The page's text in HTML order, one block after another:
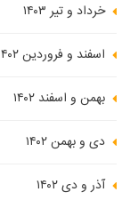
خرداد و تیر ۱۴۰۳
اسفند و فروردین ۱۴۰۲
بهمن و اسفند ۱۴۰۲
دی و بهمن ۱۴۰۲
آذر و دی ۱۴۰۲